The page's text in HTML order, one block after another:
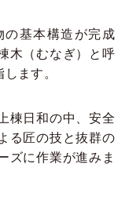
の基本構造が完成
木（むなぎ）と呼
ます。
棟日和の中、安全
る匠の技と抜群の
ズに作業が進みま